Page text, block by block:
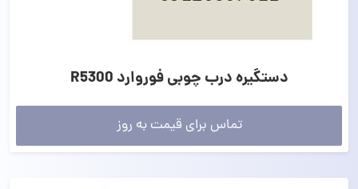
دستگیره درب چوبی فوروارد R5300
تماس برای قیمت به روز